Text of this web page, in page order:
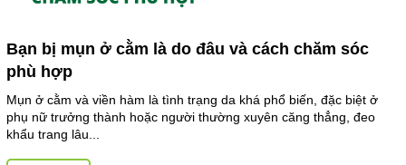
Bạn bị mụn ở cằm là do đâu và cách chăm sóc
phù hợp
Mụn ở cằm và viền hàm là tình trạng da khá phổ biến, đặc biệt ở
phụ nữ trưởng thành hoặc người thường xuyên căng thẳng, đeo
khẩu trang lâu...